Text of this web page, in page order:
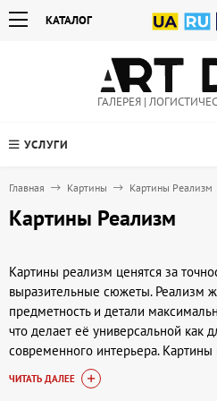
КАТАЛОГ
ГАЛЕРЕЯ |
УСЛУГИ
Главная Картины Картины Реализм
Картины Реализм
Картины реализм ценятся за
выразительные сюжеты. Реализм
предметность и детали
что делает её универсальной как
современного интерьера.
вписываются в гостиную, кабинет
Артдом (artdom.com.ua) можно
ЧИТАТЬ ДАЛЕЕ